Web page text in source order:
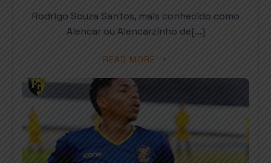
Rodrigo Souza Santos, mais conhecido como
Alencar ou Alencarzinho de[…]
READ MORE